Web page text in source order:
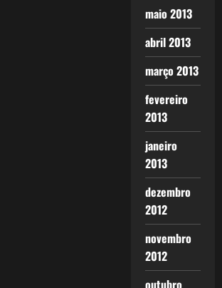
maio 2013
abril 2013
março 2013
fevereiro
2013
janeiro
2013
dezembro
2012
novembro
2012
outubro